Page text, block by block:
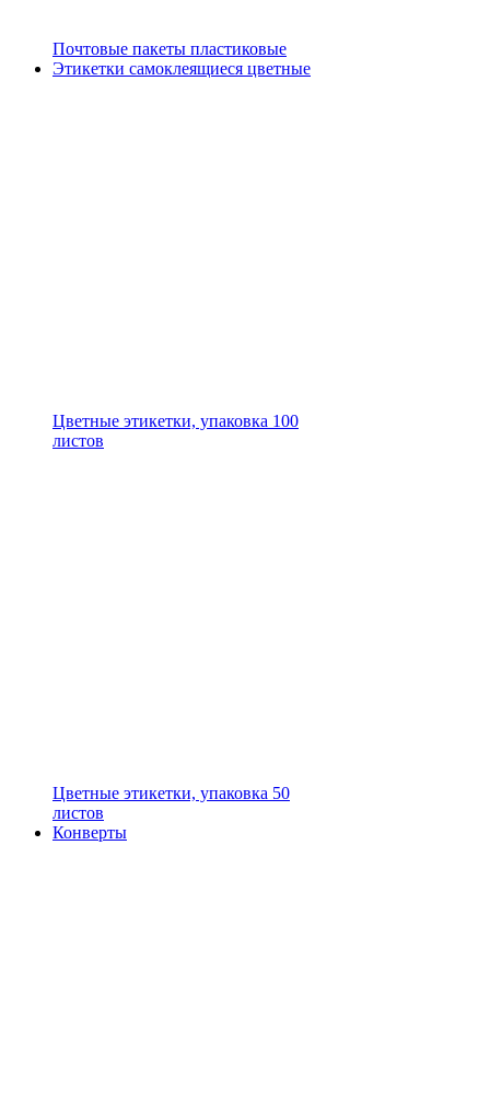
Почтовые пакеты пластиковые
Этикетки самоклеящиеся цветные
Цветные этикетки, упаковка 100
листов
Цветные этикетки, упаковка 50
листов
Конверты